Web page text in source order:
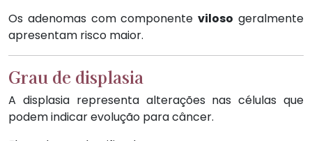
Os adenomas com componenteviloso geralmente
apresentam risco maior.
Grau de displasia
A displasia representa alterações nas células que
podem indicar evolução para câncer.